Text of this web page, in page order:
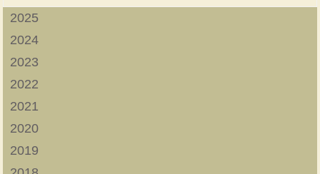
2025
2024
2023
2022
2021
2020
2019